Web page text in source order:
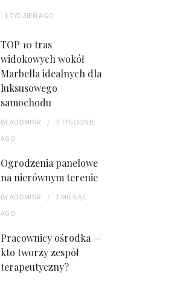
1 TYDZIEŃ AGO
TOP 10 tras
widokowych wokół
Marbella idealnych dla
luksusowego
samochodu
BYADDMINR
3 TYGODNIE
AGO
Ogrodzenia panelowe
na nierównym terenie
BYADDMINR
1 MIESIĄC
AGO
Pracownicy ośrodka —
kto tworzy zespół
terapeutyczny?